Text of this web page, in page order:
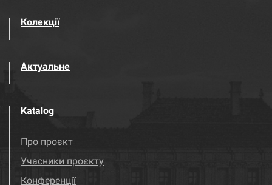
Колекції
Актуальне
Katalog
Про проєкт
Учасники проєкту
Конференції